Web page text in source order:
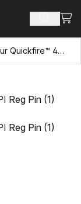
Voir
Adaptateur Quickfire™ 460 Pin x 3.5 » API Reg Pin